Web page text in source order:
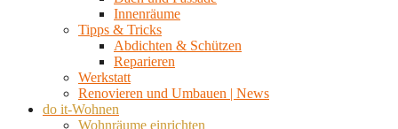
Innenräume
Tipps & Tricks
Abdichten & Schützen
Reparieren
Werkstatt
Renovieren und Umbauen | News
do it-Wohnen
Wohnräume einrichten